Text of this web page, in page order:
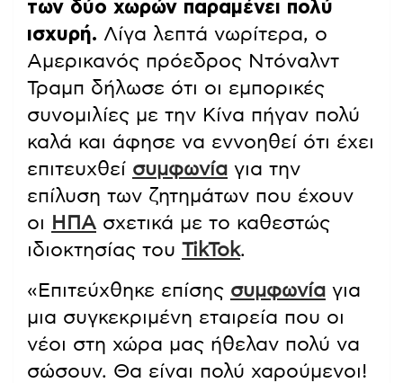
των δύο χωρών παραμένει πολύ
ισχυρή. Λίγα λεπτά νωρίτερα, ο
Αμερικανός πρόεδρος Ντόναλντ
Τραμπ δήλωσε ότι οι εμπορικές
συνομιλίες με την Κίνα πήγαν πολύ
καλά και άφησε να εννοηθεί ότι έχει
επιτευχθεί συμφωνία για την
επίλυση των ζητημάτων που έχουν
οι
ΗΠΑ σχετικά με το καθεστώς
ιδιοκτησίας του TikTok.
«Επιτεύχθηκε επίσης συμφωνία για
μια συγκεκριμένη εταιρεία που οι
νέοι στη χώρα μας ήθελαν πολύ να
σώσουν. Θα είναι πολύ χαρούμενοι!